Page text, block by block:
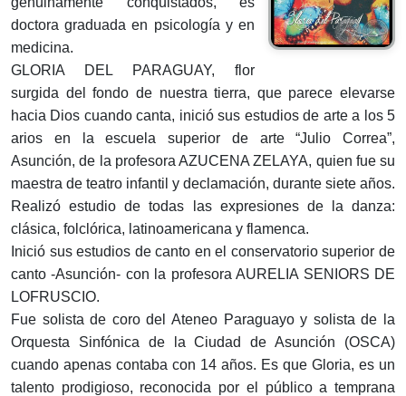
doctora graduada en psicología y en
medicina.
GLORIA DEL PARAGUAY, flor
surgida del fondo de nuestra tierra, que parece elevarse
hacia Dios cuando canta, inició sus estudios de arte a los 5
arios en la escuela superior de arte “Julio Correa”,
Asunción, de la profesora AZUCENA ZELAYA, quien fue su
maestra de teatro infantil y declamación, durante siete años.
Realizó estudio de todas las expresiones de la danza:
clásica, folclórica, latinoamericana y flamenca.
Inició sus estudios de canto en el conservatorio superior de
canto -Asunción- con la profesora AURELIA SENIORS DE
LOFRUSCIO.
Fue solista de coro del Ateneo Paraguayo y solista de la
Orquesta Sinfónica de la Ciudad de Asunción (OSCA)
cuando apenas contaba con 14 años. Es que Gloria, es un
talento prodigioso, reconocida por el público a temprana